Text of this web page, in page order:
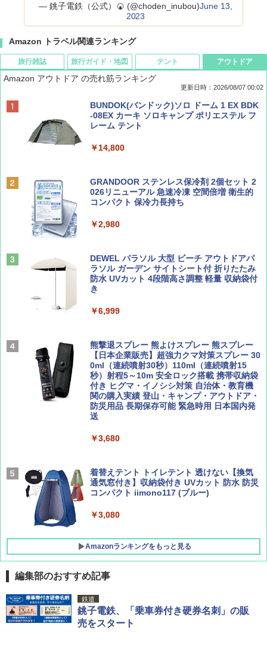
— 銚子電鉄（公式）🍘 (@choden_inubou)June 13,
2023
Amazon トラベル関連ランキング
旅行雑誌
ディズニーファン ２０２６年 ９月号 [雑
誌] (ＤＩＳＮＥＹ ＦＡＮ)
BE-PAL(ビ-パル) 2026年 9 月号【特別付録:
SOTO ミニマル"旅"財布 ランダム2種】
山と溪谷 2026年8月号「南アルプス大全」
￥1,540
￥1,540
AIRLINE（エアライン）2026年9月号【特
集】ボーイング110周年を祝して！
￥1,760
旅行ガイド・地図
D40 地球の歩き方 チェンマイ タイ北部の魅
力的な町 2026～2027 地球の歩き方D アジア
A09 地球の歩き方 イタリア 2026～2027 地
球の歩き方A ヨーロッパ
地球の歩き方 スター・ウォーズ
￥2,695
ァキア 2026～2027 地球の歩き方A ヨーロッ
パ
￥2,277
新しい日本地理 地図・統計・移動から読み
解く (講談社現代新書)
￥1,540
テント
[キャンパーズコレクション 山善] ポップアッ
プテント 傘みたいに広げて畳める パッとサ
ッとサンシェード キューブ フルクローズ メ
&ハイキング カーキ PATC-150(KH)
PYKES PEAK (パイクスピーク) 着替えテン
人用 折りたたみ 防災グッズ 災害用トイレ ビ
￥4,980
テント ワンタッチ RENEW 幅200 2-3人用 43
￥5,999
[キャンパーズコレクション 山善] 傘みたいに
広げるだけ パッとサッとテント ブラックコ
ーティング フルクローズ メッシュ 3-4人用
簡単設置 ポップアップテント エクルベージ
ュ(BC仕様) PATC-150B(EB)
￥9,990
[キャンパーズコレクション 山善] 傘みたいに
広げるだけ パッとサッとテント キューブワ
イドプラス ブラックコーティング フルクロ
テント PATCW-200B エクルベージュ
アウトドア
Amazon アウトドア の売れ筋ランキング
更新日時：2026/08/07 00:02
BUNDOK(バンドック)ソロ ドーム 1 EX BDK
-08EX カーキ ソロキャンプ ポリエステル フ
レーム テント
￥14,800
GRANDOOR ステンレス保冷剤 2個セット 2
026リニューアル 急速冷凍 空間倍増 衛生的
コンパクト 保冷力長持ち
￥2,980
DEWEL パラソル 大型 ビーチ アウトドアパ
ラソル ガーデン サイトシート付 折りたたみ
防水 UVカット 4段階高さ調整 軽量 収納袋付
き
￥6,999
熊撃退スプレー 熊よけスプレー 熊スプレー
【日本企業販売】超強力クマ対策スプレー 30
0ml（連続噴射30秒）110ml（連続噴射15
秒）射程5～10m 安全ロック搭載 携帯収納袋
付き ヒグマ・イノシシ対策 自治体・教育機
関の購入実績 登山・キャンプ・アウトドア・
防災用品 長期保存可能 緊急時用 日本国内発
送
￥3,680
着替えテント トイレテント 透けない【換気
通気窓付き】収納袋付き UVカット 防水 防災
コンパクト iimono117 (ブルー)
￥3,080
Amazonランキングをもっと見る
編集部のおすすめ記事
鉄道
銚子電鉄、「乗車券付き硬券名刺」の販
売をスタート